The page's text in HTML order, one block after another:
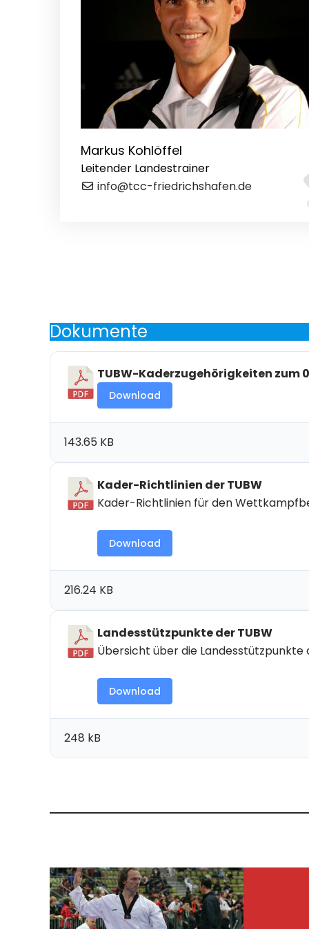
Markus Kohlöffel
Leitender Landestrainer
info@tcc-friedrichshafen.de
Dokumente
TUBW-Kaderzugehörigkeiten zum
Download
143.65 KB
Kader-Richtlinien der TUBW
Kader-Richtlinien für den
Download
216.24 KB
Landesstützpunkte der TUBW
Übersicht über die Landesstützpunkte
Download
248 kB